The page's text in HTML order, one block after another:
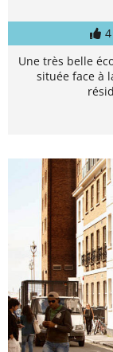
Une très belle
située face à